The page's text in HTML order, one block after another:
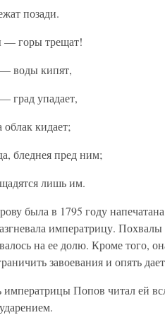
позади.
— горы трещат!
воды кипят,
град упадает,
кидает;
бледнея пред ним;
лишь им.
была в 1795 году
императрицу.
на ее долю. Кроме того,
завоевания и опять
императрицы Попов читал ей